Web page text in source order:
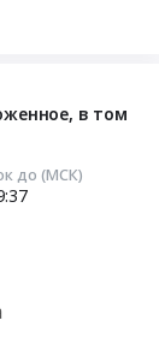
в том
до (МСК)